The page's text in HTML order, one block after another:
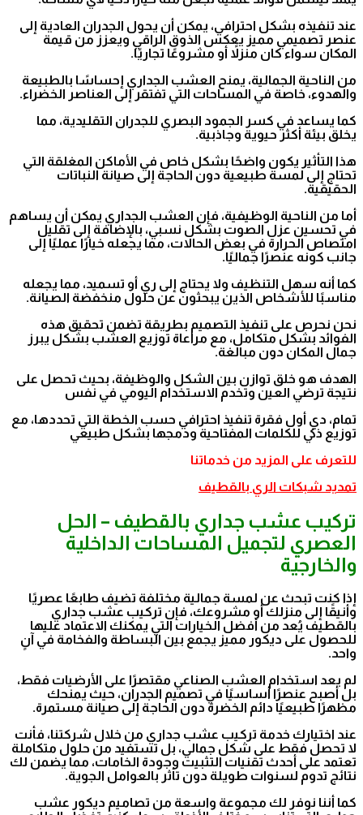
عند تنفيذه بشكل احترافي، يمكن أن يحول الجدران العادية إلى
عنصر تصميمي مميز يعكس الذوق الراقي ويعزز من قيمة
المكان سواء كان منزلاً أو مشروعًا تجاريًا.
من الناحية الجمالية، يمنح العشب الجداري إحساسًا بالطبيعة
والهدوء، خاصة في المساحات التي تفتقر إلى العناصر الخضراء.
كما يساعد في كسر الجمود البصري للجدران التقليدية، مما
يخلق بيئة أكثر حيوية وجاذبية.
هذا التأثير يكون واضحًا بشكل خاص في الأماكن المغلقة التي
تحتاج إلى لمسة طبيعية دون الحاجة إلى صيانة النباتات
الحقيقية.
أما من الناحية الوظيفية، فإن العشب الجداري يمكن أن يساهم
في تحسين عزل الصوت بشكل نسبي، بالإضافة إلى تقليل
امتصاص الحرارة في بعض الحالات، مما يجعله خيارًا عمليًا إلى
جانب كونه عنصرًا جماليًا.
كما أنه سهل التنظيف ولا يحتاج إلى ري أو تسميد، مما يجعله
مناسبًا للأشخاص الذين يبحثون عن حلول منخفضة الصيانة.
نحن نحرص على تنفيذ التصميم بطريقة تضمن تحقيق هذه
الفوائد بشكل متكامل، مع مراعاة توزيع العشب بشكل يبرز
جمال المكان دون مبالغة.
الهدف هو خلق توازن بين الشكل والوظيفة، بحيث تحصل على
نتيجة ترضي العين وتخدم الاستخدام اليومي في نفس
تمام، دي أول فقرة تنفيذ احترافي حسب الخطة التي تحددها، مع
توزيع ذكي للكلمات المفتاحية ودمجها بشكل طبيعي
للتعرف على المزيد من خدماتنا
تمديد شبكات الري بالقطيف
تركيب عشب جداري بالقطيف – الحل
العصري لتجميل المساحات الداخلية
والخارجية
إذا كنت تبحث عن لمسة جمالية مختلفة تضيف طابعًا عصريًا
وأنيقًا إلى منزلك أو مشروعك، فإن تركيب عشب جداري
بالقطيف يُعد من أفضل الخيارات التي يمكنك الاعتماد عليها
للحصول على ديكور مميز يجمع بين البساطة والفخامة في آنٍ
واحد.
لم يعد استخدام العشب الصناعي مقتصرًا على الأرضيات فقط،
بل أصبح عنصرًا أساسيًا في تصميم الجدران، حيث يمنحك
مظهرًا طبيعيًا دائم الخضرة دون الحاجة إلى صيانة مستمرة.
عند اختيارك خدمة تركيب عشب جداري من خلال شركتنا، فأنت
لا تحصل فقط على شكل جمالي، بل تستفيد من حلول متكاملة
تعتمد على أحدث تقنيات التثبيت وجودة الخامات، مما يضمن لك
نتائج تدوم لسنوات طويلة دون تأثر بالعوامل الجوية.
كما أننا نوفر لك مجموعة واسعة من تصاميم ديكور عشب